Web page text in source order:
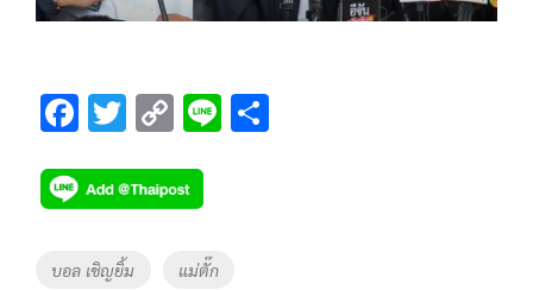
F
e
b
o
T
tt
er
C
p
y
Li
Li
Tags
บอล เชิญยิ้ม แม่ตั๊ก